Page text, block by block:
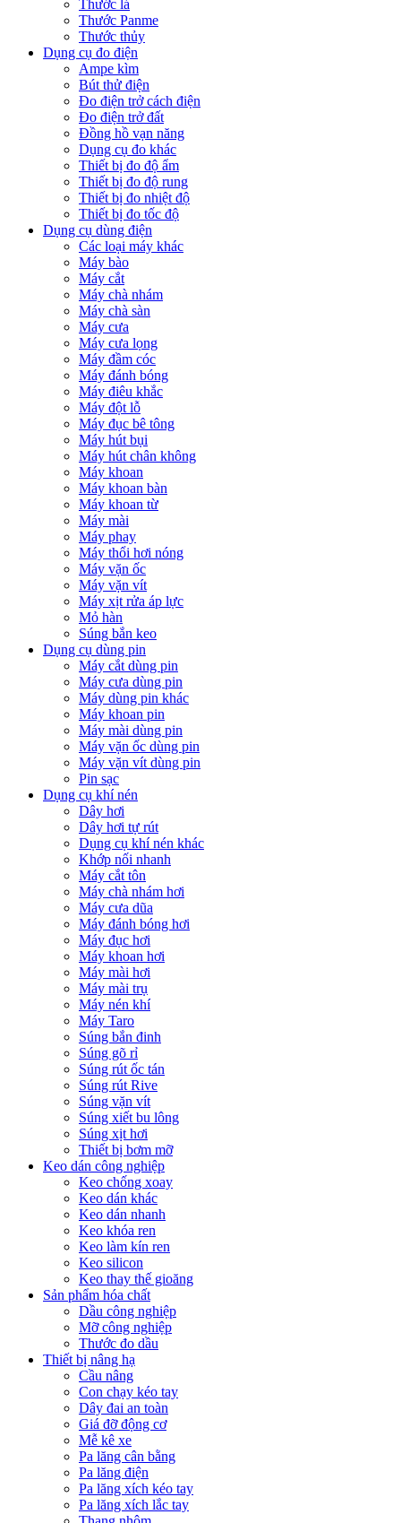
Thước lá
Thước Panme
Thước thủy
Dụng cụ đo điện
Ampe kìm
Bút thử điện
Đo điện trở cách điện
Đo điện trở đất
Đồng hồ vạn năng
Dụng cụ đo khác
Thiết bị đo độ ẩm
Thiết bị đo độ rung
Thiết bị đo nhiệt độ
Thiết bị đo tốc độ
Dụng cụ dùng điện
Các loại máy khác
Máy bào
Máy cắt
Máy chà nhám
Máy chà sàn
Máy cưa
Máy cưa lọng
Máy đầm cóc
Máy đánh bóng
Máy điêu khắc
Máy đột lỗ
Máy đục bê tông
Máy hút bụi
Máy hút chân không
Máy khoan
Máy khoan bàn
Máy khoan từ
Máy mài
Máy phay
Máy thổi hơi nóng
Máy vặn ốc
Máy vặn vít
Máy xịt rửa áp lực
Mỏ hàn
Súng bắn keo
Dụng cụ dùng pin
Máy cắt dùng pin
Máy cưa dùng pin
Máy dùng pin khác
Máy khoan pin
Máy mài dùng pin
Máy vặn ốc dùng pin
Máy vặn vít dùng pin
Pin sạc
Dụng cụ khí nén
Dây hơi
Dây hơi tự rút
Dụng cụ khí nén khác
Khớp nối nhanh
Máy cắt tôn
Máy chà nhám hơi
Máy cưa dũa
Máy đánh bóng hơi
Máy đục hơi
Máy khoan hơi
Máy mài hơi
Máy mài trụ
Máy nén khí
Máy Taro
Súng bắn đinh
Súng gõ rỉ
Súng rút ốc tán
Súng rút Rive
Súng vặn vít
Súng xiết bu lông
Súng xịt hơi
Thiết bị bơm mỡ
Keo dán công nghiệp
Keo chống xoay
Keo dán khác
Keo dán nhanh
Keo khóa ren
Keo làm kín ren
Keo silicon
Keo thay thế gioăng
Sản phẩm hóa chất
Dầu công nghiệp
Mỡ công nghiệp
Thước đo dầu
Thiết bị nâng hạ
Cầu nâng
Con chạy kéo tay
Dây đai an toàn
Giá đỡ động cơ
Mễ kê xe
Pa lăng cân bằng
Pa lăng điện
Pa lăng xích kéo tay
Pa lăng xích lắc tay